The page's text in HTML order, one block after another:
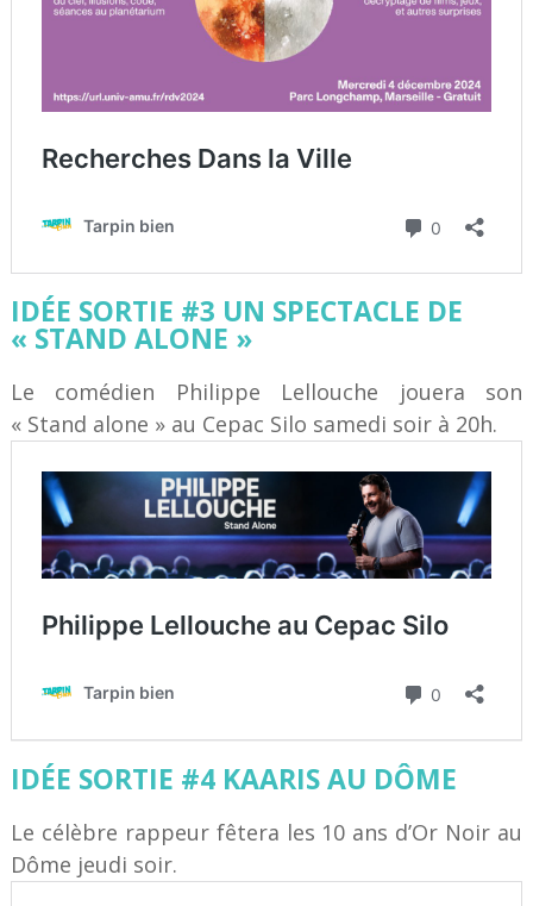
IDÉE SORTIE #3 UN SPECTACLE DE
« STAND ALONE »
Le comédien Philippe Lellouche jouera son
« Stand alone » au Cepac Silo samedi soir à 20h.
IDÉE SORTIE #4 KAARIS AU DÔME
Le célèbre rappeur fêtera les 10 ans d’Or Noir au
Dôme jeudi soir.